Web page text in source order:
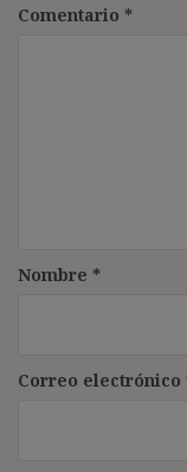
Comentario *
Nombre *
Correo electrónico